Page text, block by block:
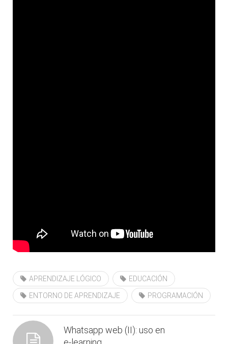
APRENDIZAJE LÓGICO EDUCACIÓN
ENTORNO DE APRENDIZAJE PROGRAMACIÓN
Whatsapp web (II): uso en